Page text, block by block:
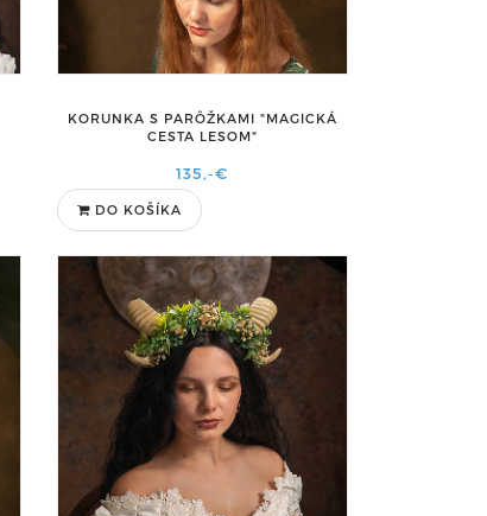
KORUNKA S PARÔŽKAMI "MAGICKÁ
CESTA LESOM"
135,-€
DO KOŠÍKA